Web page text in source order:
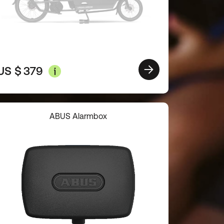
$379
ABUS Alarmbox